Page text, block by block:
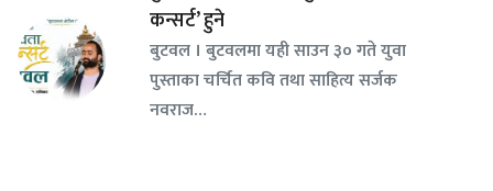
कन्सर्ट’ हुने
बुटवल । बुटवलमा यही साउन ३० गते युवा
पुस्ताका चर्चित कवि तथा साहित्य सर्जक
नवराज…